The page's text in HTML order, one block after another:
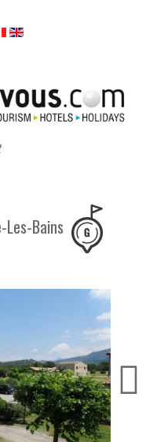
Bains